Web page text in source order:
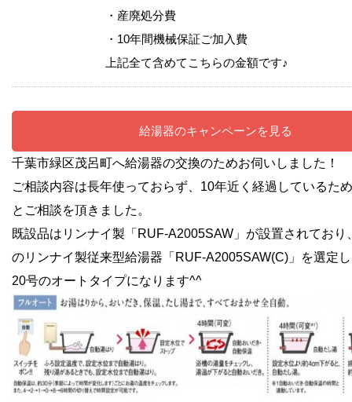
・産廃処分費
・10年間機械保証ご加入費
上記全て含めてこちらの金額です♪
給湯器のキャンペーンを見る
千葉市緑区茂呂町へ給湯器の交換のためお伺いしました！
ご相談内容は長年使っておらず、10年近く経過しているた
とご相談を頂きました。
既設品はリンナイ製「RUF-A2005SAW」が設置されており
のリンナイ製従来型給湯器「RUF-A2005SAW(C) 」を選定
20号のオートタイプになります^^